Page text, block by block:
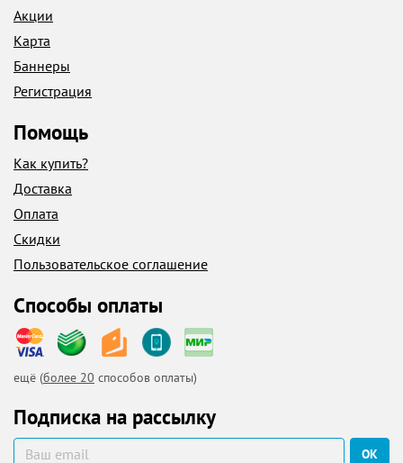
Акции
Карта
Баннеры
Регистрация
Помощь
Как купить?
Доставка
Оплата
Скидки
Пользовательское соглашение
Способы оплаты
ещё (более 20 способов оплаты)
Подписка на рассылку
ОК